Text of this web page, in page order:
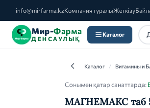
info@mirfarma.kzКомпания туралыЖеткізу
Мир-Фарма
ДЕНСАУЛЫҚ
Каталог
Каталог / Витамины и
Сонымен қатар санаттарда:
МАГНЕМАКС таб